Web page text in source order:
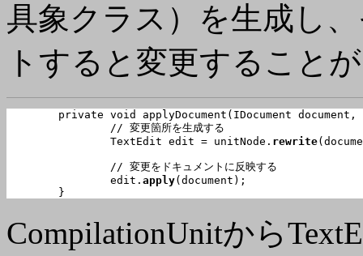
具象クラス）を生成し
トすると変更すること
	private void
applyDocument (IDocument
		TextEdit edit = unitNode.
rewrite
		edit.
apply(document);
	}
CompilationUnitから